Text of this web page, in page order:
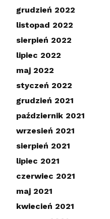
grudzień 2022
listopad 2022
sierpień 2022
lipiec 2022
maj 2022
styczeń 2022
grudzień 2021
październik 2021
wrzesień 2021
sierpień 2021
lipiec 2021
czerwiec 2021
maj 2021
kwiecień 2021